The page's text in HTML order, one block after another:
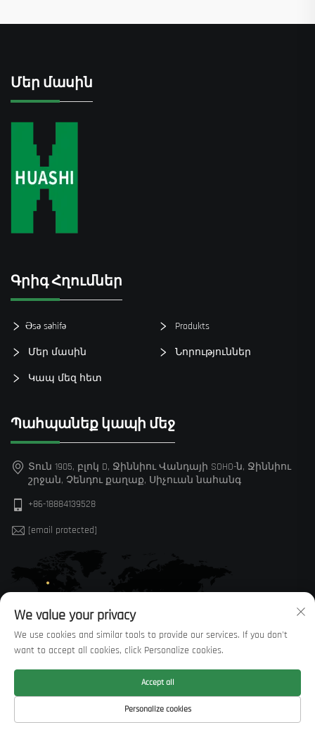
Մեր մասին
Գրիգ Հղումներ
Əsə səhifə Produkts
Մեր մասին Նորություններ
Կապ մեզ հետ
Պահպանեք կապի մեջ
Տուն 1905, բլոկ D, Ջիննիու Վանդայի SOHO-ն, Ջիննիու
շրջան, Չենդու քաղաք, Սիչուան նահանգ
+86-18884139528
[email protected]
© Բոլոր իրավունքները պաշտպանված են Sichuan Huaxi
Trading Co., LTD —Սկսածքային POLITICY
We value your privacy
We use cookies and similar tools to provide our services. If you don't
want to accept all cookies, click Personalize cookies.
Personalize cookies
Accept all